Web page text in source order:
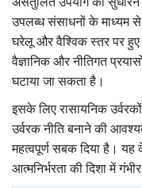
उपलब्ध संसाधनों के माध्यम
घरेलू और वैश्विक स्तर पर हुए
वैज्ञानिक और नीतिगत
घटाया जा सकता है।
इसके लिए रासायनिक
उर्वरक नीति बनाने की
महत्वपूर्ण सबक दिया है।
आत्मनिर्भरता की दिशा में